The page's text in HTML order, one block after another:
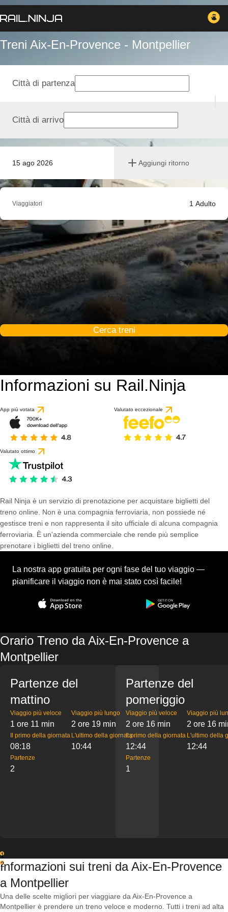
Treni Aix-En-Provence - Montpellier
15 ago 2026 Aggiungi ritorno
Città di partenza
Città di arrivo
Viaggiatori 1 Adulto
Cerca treni
Informazioni su Rail.Ninja
App più votata Valutato eccezionale
Valutato ottimo
Rail Ninja è un servizio di prenotazione per acquistare biglietti del
treno online. Non è una compagnia ferroviaria, non possiede né
gestisce treni e non rappresenta il sito ufficiale di alcuna compagnia
ferroviaria. È un'azienda commerciale che rende più semplice
prenotare i biglietti del treno online.
La nostra app gratuita per ogni fase del tuo viaggio —
pianificare il viaggio non è mai stato così facile!
Orario Treno da Aix-En-Provence a
Montpellier
Partenze del
mattino
Viaggio più veloce
1 ore 11 min
Viaggio più lungo
2 ore 19 min
Il primo della giornata
08:18
L'ultimo della giornata
10:44
Partenze
2
Partenze del
pomeriggio
Viaggio più veloce
2 ore 16 min
Viaggio più
2 ore 16
Il primo della giornata
12:44
L'ultimo della
12:44
Partenze
1
1
2
Informazioni sui treni da Aix-En-Provence
a Montpellier
Una delle scelte migliori per viaggiare da Aix-En-Provence a
Montpellier è prendere un treno veloce e moderno. Tutti i treni ad alta